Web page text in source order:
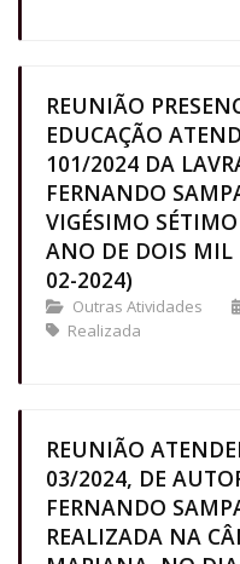
REUNIÃO
EDUCAÇÃO
101/2024 DA
FERNANDO
VIGÉSIMO
ANO DE DOIS MIL
02-2024)
Outras Atividades
Realizada
REUNIÃO
03/2024, DE
FERNANDO
REALIZADA NA